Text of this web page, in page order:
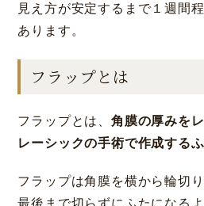
見え方が安定するまで１週間
あります。
フラップとは
フラップとは、 角膜の厚みを
レーシックの手術で作成する
フラップは角膜を横から輪切